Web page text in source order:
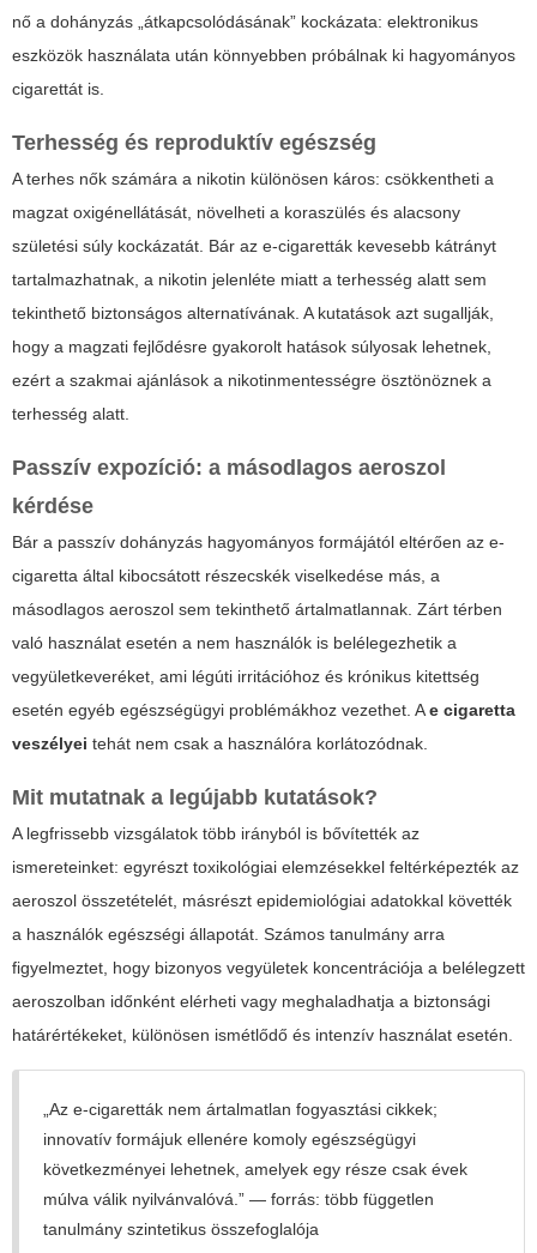
nő a dohányzás „átkapcsolódásának” kockázata: elektronikus
eszközök használata után könnyebben próbálnak ki hagyományos
cigarettát is.
Terhesség és reproduktív egészség
A terhes nők számára a nikotin különösen káros: csökkentheti a
magzat oxigénellátását, növelheti a koraszülés és alacsony
születési súly kockázatát. Bár az e-cigaretták kevesebb kátrányt
tartalmazhatnak, a nikotin jelenléte miatt a terhesség alatt sem
tekinthető biztonságos alternatívának. A kutatások azt sugallják,
hogy a magzati fejlődésre gyakorolt hatások súlyosak lehetnek,
ezért a szakmai ajánlások a nikotinmentességre ösztönöznek a
terhesség alatt.
Passzív expozíció: a másodlagos aeroszol
kérdése
Bár a passzív dohányzás hagyományos formájától eltérően az e-
cigaretta által kibocsátott részecskék viselkedése más, a
másodlagos aeroszol sem tekinthető ártalmatlannak. Zárt térben
való használat esetén a nem használók is belélegezhetik a
vegyületkeveréket, ami légúti irritációhoz és krónikus kitettség
esetén egyéb egészségügyi problémákhoz vezethet. Ae cigaretta
veszélyei tehát nem csak a használóra korlátozódnak.
Mit mutatnak a legújabb kutatások?
A legfrissebb vizsgálatok több irányból is bővítették az
ismereteinket: egyrészt toxikológiai elemzésekkel feltérképezték az
aeroszol összetételét, másrészt epidemiológiai adatokkal követték
a használók egészségi állapotát. Számos tanulmány arra
figyelmeztet, hogy bizonyos vegyületek koncentrációja a belélegzett
aeroszolban időnként elérheti vagy meghaladhatja a biztonsági
határértékeket, különösen ismétlődő és intenzív használat esetén.
„Az e-cigaretták nem ártalmatlan fogyasztási cikkek;
innovatív formájuk ellenére komoly egészségügyi
következményei lehetnek, amelyek egy része csak évek
múlva válik nyilvánvalóvá.” — forrás: több független
tanulmány szintetikus összefoglalója